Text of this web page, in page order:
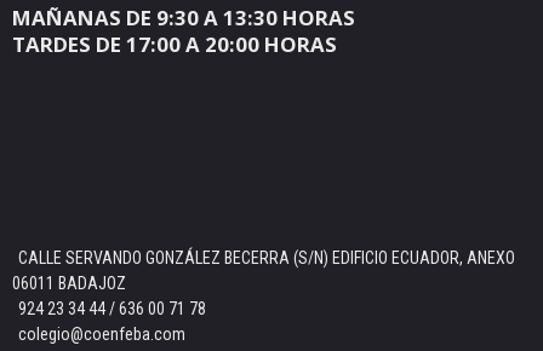
MAÑANAS DE 9:30 A 13:30 HORAS
TARDES DE 17:00 A 20:00 HORAS
CALLE SERVANDO GONZÁLEZ BECERRA (S/N) EDIFICIO ECUADOR, ANEXO
06011 BADAJOZ
924 23 34 44 / 636 00 71 78
colegio@coenfeba.com